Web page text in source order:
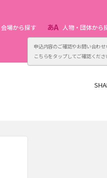
申込内容のご確認やお問い合わせ
こちらをタップしてご確認くださ
会場から探す 人物・団体から
主